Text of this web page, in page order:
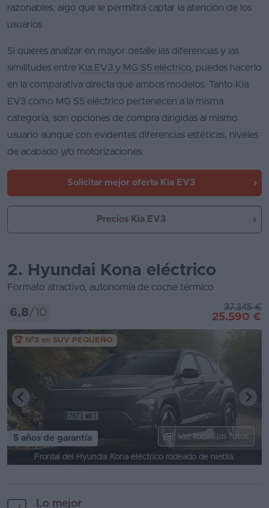
razonables, algo que le permitirá captar la atención de los
usuarios
Si quieres analizar en mayor detalle las diferencias y las
similitudes entre Kia EV3 y MG S5 eléctrico, puedes hacerlo
en la comparativa directa que ambos modelos. Tanto Kia
EV3 como MG S5 eléctrico pertenecen a la misma
categoría, son opciones de compra dirigidas al mismo
usuario aunque con evidentes diferencias estéticas, niveles
de acabado y/o motorizaciones.
Solicitar mejor oferta Kia EV3
Precios Kia EV3
2. Hyundai Kona eléctrico
Formato atractivo, autonomía de coche térmico
6,8/10 37.345 €
25.590 €
🏆 Nº3 en SUV PEQUEÑO
5 años de garantía Ver todas las fotos
Frontal del Hyundai Kona eléctrico rodeado de niebla.
Lo mejor